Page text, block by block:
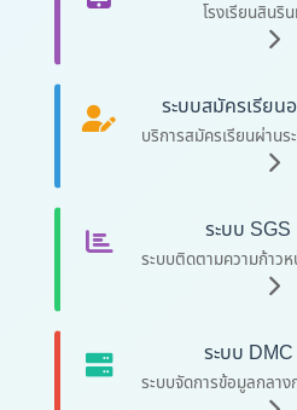
โรงเรียนสินริ
ระบบสมัครเรียน
บริการสมัครเรียนผ่านร
ระบบ SGS
ระบบติดตามความก้าวห
ระบบ DMC
ระบบจัดการข้อมูลกลาง